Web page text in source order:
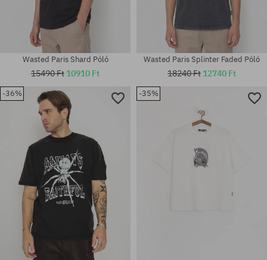
Elérhető méretek:
Elérhető méretek:
Wasted Paris Shard Póló
15490 Ft 10910 Ft
Wasted Paris Splinter Faded Póló
18240 Ft 12740 Ft
-36% -35%